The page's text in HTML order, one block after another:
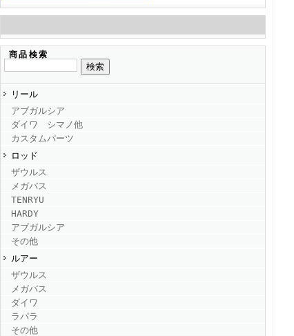
商品検索
リール
アブガルシア
ダイワ シマノ他
カスタムパーツ
ロッド
ザウルス
メガバス
TENRYU
HARDY
アブガルシア
その他
ルアー
ザウルス
メガバス
ダイワ
ラパラ
その他